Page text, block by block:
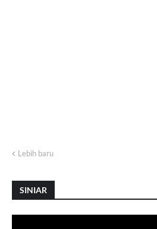
Lebih baru
SINIAR